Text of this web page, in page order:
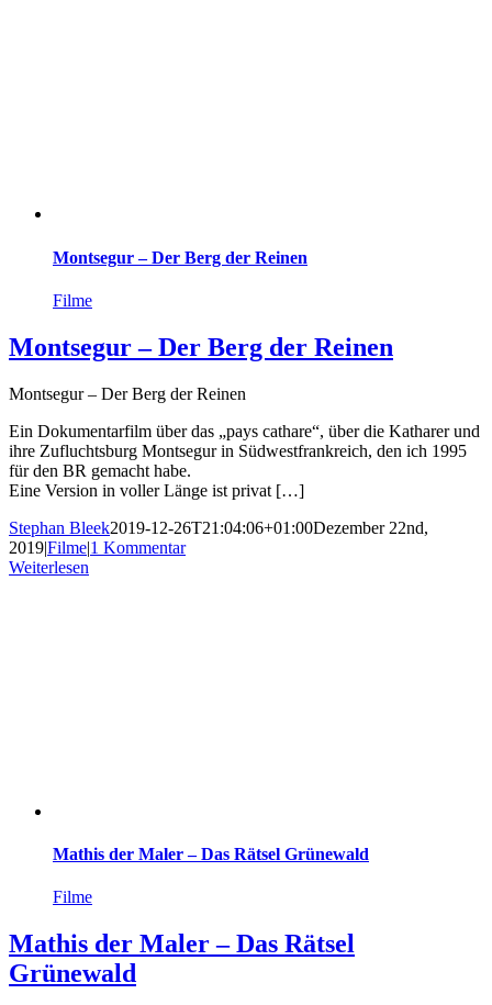
Montsegur – Der Berg der Reinen
Filme
Montsegur – Der Berg der Reinen
Montsegur – Der Berg der Reinen
Ein Dokumentarfilm über das „pays cathare“, über die Katharer und
ihre Zufluchtsburg Montsegur in Südwestfrankreich, den ich 1995
für den BR gemacht habe.
Eine Version in voller Länge ist privat […]
Stephan Bleek2019-12-26T21:04:06+01:00Dezember 22nd,
2019|Filme|1 Kommentar
Weiterlesen
Mathis der Maler – Das Rätsel Grünewald
Filme
Mathis der Maler – Das Rätsel
Grünewald